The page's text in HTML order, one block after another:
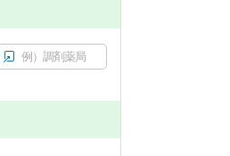
例）調剤薬局